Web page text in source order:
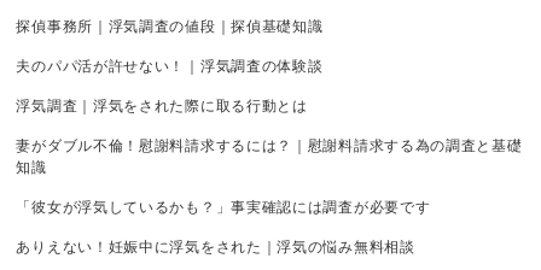
探偵事務所｜浮気調査の値段｜探偵基礎知識
夫のパパ活が許せない！｜浮気調査の体験談
浮気調査｜浮気をされた際に取る行動とは
妻がダブル不倫！慰謝料請求するには？｜慰謝料請求する為の調査と基礎
知識
「彼女が浮気しているかも？」事実確認には調査が必要です
ありえない！妊娠中に浮気をされた｜浮気の悩み無料相談